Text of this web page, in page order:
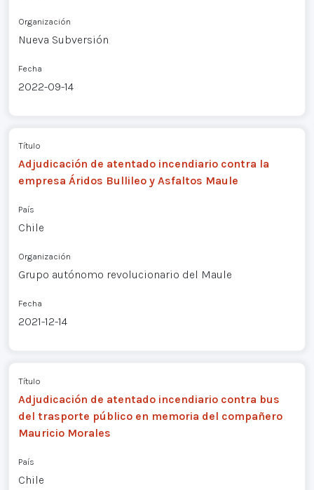
Organización
Nueva Subversión
Fecha
2022-09-14
Título
Adjudicación de atentado incendiario contra la
empresa Áridos Bullileo y Asfaltos Maule
País
Chile
Organización
Grupo autónomo revolucionario del Maule
Fecha
2021-12-14
Título
Adjudicación de atentado incendiario contra bus
del trasporte público en memoria del compañero
Mauricio Morales
País
Chile